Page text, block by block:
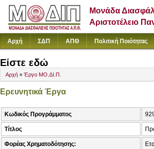
Μονάδα
Αριστοτέλειο
Αρχή ΣΔΠ ΑΠΘ Πολιτική Ποιότητας
Είστε εδώ
Αρχή » Έργο ΜΟ.ΔΙ.Π.
Ερευνητικά Έργα
Κωδικός Προγράμματος
Τίτλος
Φορέας Χρηματοδότησης: